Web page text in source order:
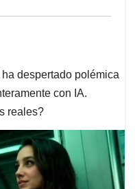
despertado polémica
con IA.
reales?